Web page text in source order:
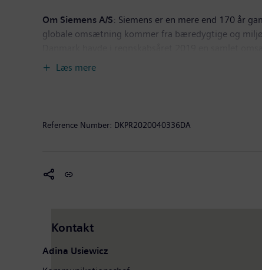
Om Siemens A/S: Siemens er en mere end 170 år
globale omsætning kommer fra bæredygtige og
eksporteres. Siemens i Danmark består af Siemens
Læs mere
Reference Number: DKPR2020040336DA
Kontakt
Adina Usiewicz